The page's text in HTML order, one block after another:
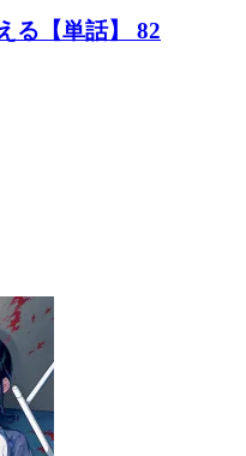
る【単話】 82